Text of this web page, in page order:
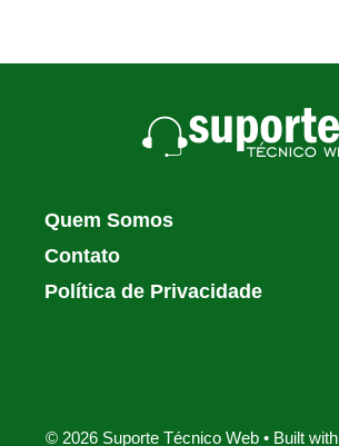
Quem Somos
Contato
Política de Privacidade
© 2026 Suporte Técnico Web• Built with